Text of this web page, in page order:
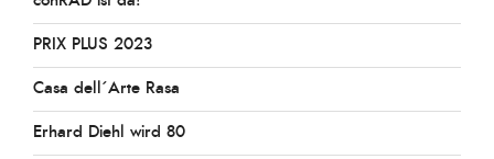
PRIX PLUS 2023
Casa dell´Arte Rasa
Erhard Diehl wird 80